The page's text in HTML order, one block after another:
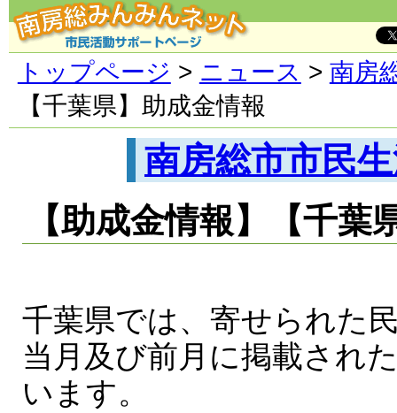
トップページ > ニュース > 南房
【千葉県】助成金情報
南房総市市民
【助成金情報】【千葉
千葉県では、寄せられた
当月及び前月に掲載され
います。